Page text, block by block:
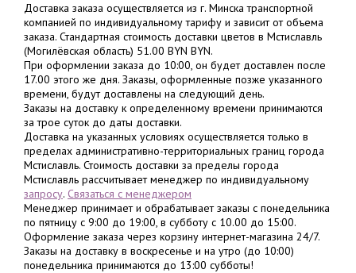
Доставка заказа осуществляется из г. Минска транспортной
компанией по индивидуальному тарифу и зависит от объема
заказа. Стандартная стоимость доставки цветов в Мстиславль
(Могилёвская область) 51.00 BYN BYN.
При оформлении заказа до 10:00, он будет доставлен после
17.00 этого же дня. Заказы, оформленные позже указанного
времени, будут доставлены на следующий день.
Заказы на доставку к определенному времени принимаются
за трое суток до даты доставки.
Доставка на указанных условиях осуществляется только в
пределах административно-территориальных границ города
Мстиславль. Стоимость доставки за пределы города
Мстиславль рассчитывает менеджер по индивидуальному
запросу. Связаться с менеджером
Менеджер принимает и обрабатывает заказы с понедельника
по пятницу с 9:00 до 19:00, в субботу с 10.00 до 15:00.
Оформление заказа через корзину интернет-магазина 24/7.
Заказы на доставку в воскресенье и на утро (до 10:00)
понедельника принимаются до 13:00 субботы!